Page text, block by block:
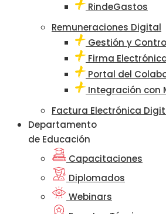
RindeGastos
Remuneraciones Digital
Gestión y
Firma
Portal del
Integración con
Factura Electrónica
Departamento
de Educación
Capacitaciones
Diplomados
Webinars